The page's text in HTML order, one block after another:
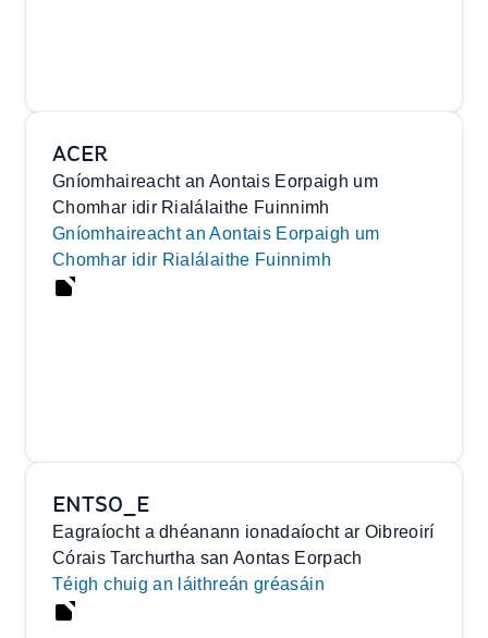
ACER
Gníomhaireacht an Aontais Eorpaigh um
Chomhar idir Rialálaithe Fuinnimh
Gníomhaireacht an Aontais Eorpaigh um
Chomhar idir Rialálaithe Fuinnimh
ENTSO_E
Eagraíocht a dhéanann ionadaíocht ar Oibreoirí
Córais Tarchurtha san Aontas Eorpach
Téigh chuig an láithreán gréasáin